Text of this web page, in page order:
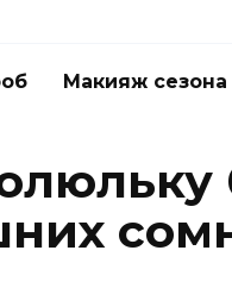
Макияж сезона